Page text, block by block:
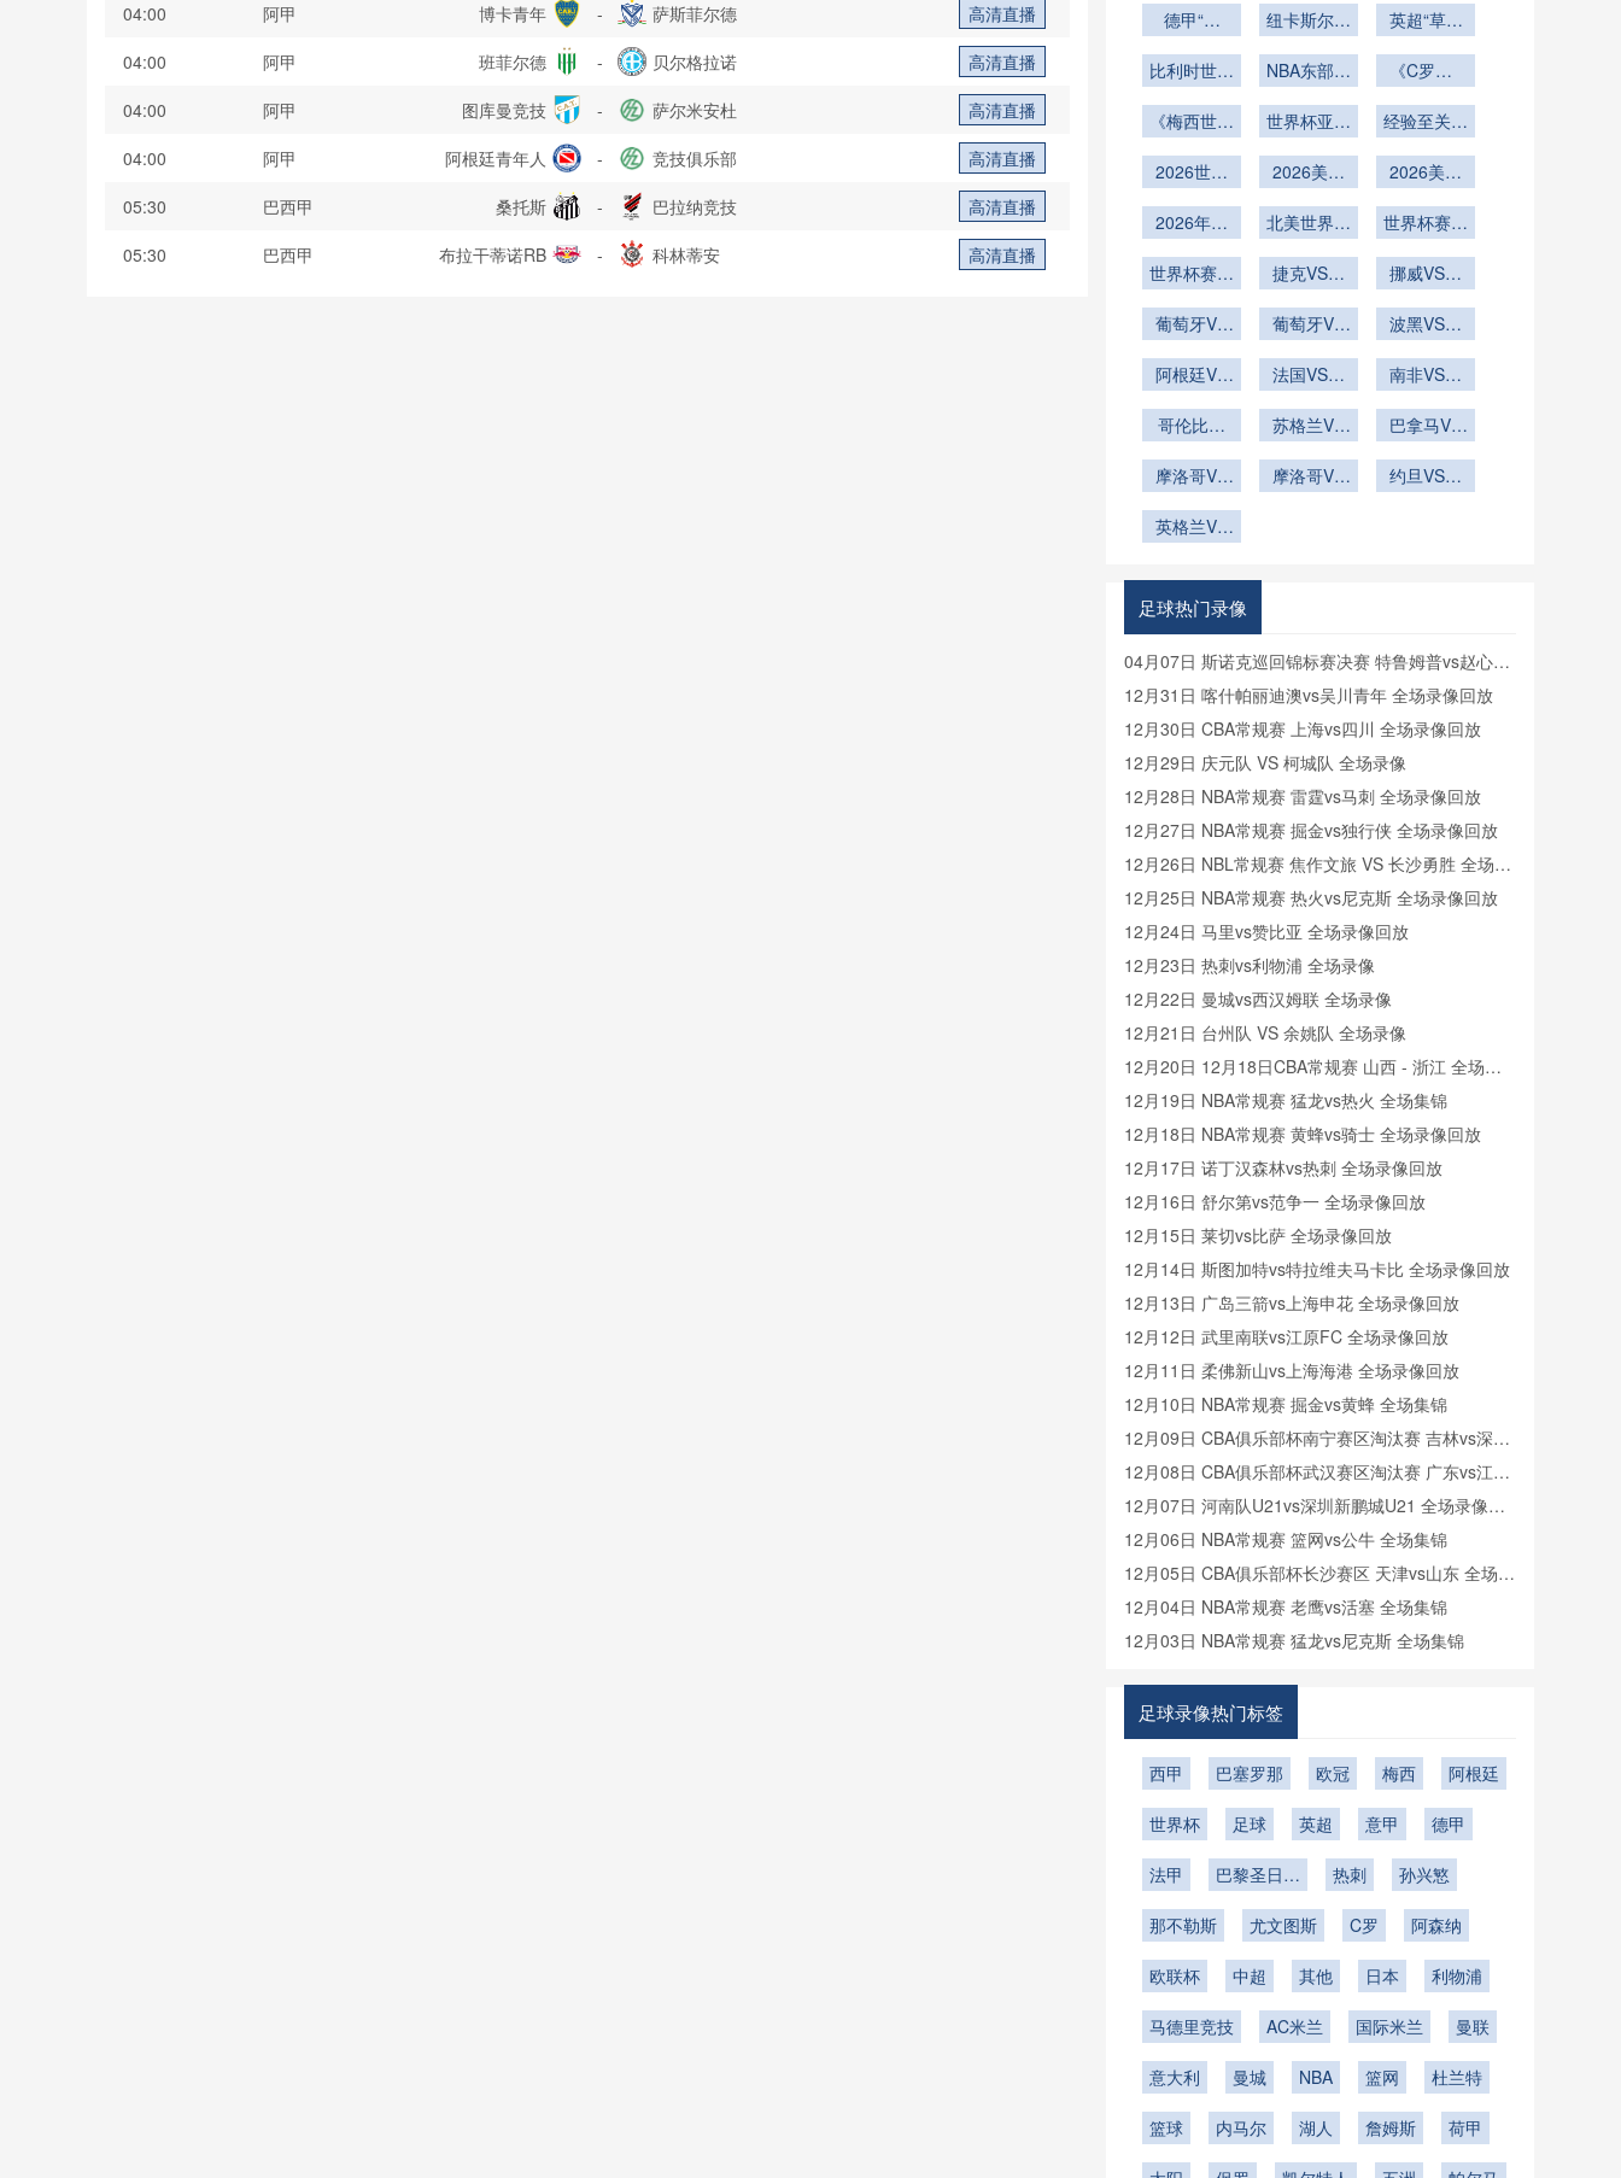
04:00
阿甲 博卡青年 - 萨斯菲尔德
高清直播
04:00
阿甲 班菲尔德 - 贝尔格拉诺
高清直播
04:00
阿甲 图库曼竞技 - 萨尔米安杜
高清直播
04:00
阿甲 阿根廷青年人 - 竞技俱乐部
高清直播
05:30
巴西甲 桑托斯 - 巴拉纳竞技
高清直播
05:30
巴西甲 布拉干蒂诺RB - 科林蒂安 高清直播
大风浪
德甲“黑
狂飙
纽卡斯尔联
英超“草根
逐光之旅
比利时世界
预测
NBA东部季
《C罗第6
杯！41
否刷新多项
录？》
《梅西世界
舞！39
否以冠军完
世界杯亚洲
定
经验至关重
2026世界
破门会否展
2026美加
馆VAR设备
2026美加
馆球网更换
款
2026年世
淘汰赛对阵
组第三分布
北美世界杯
术与球场广
迟测试
世界杯赛后
抓羊
世界杯赛后
抓兔
捷克VS墨
VS墨西哥
挪威VS塞
VS塞内加
葡萄牙VS
坦直播葡萄
别克斯坦在
葡萄牙VS
坦葡萄牙
克斯坦直播
波黑VS卡
黑VS卡塔
阿根廷VS
廷VS奥地
法国VS伊
国VS伊拉
南非VS韩
VS韩国在
哥伦比亚
播哥伦比亚
线直播
苏格兰VS
格兰VS巴
巴拿马VS
播巴拿马
摩洛哥VS
洛哥VS海
摩洛哥VS
约旦VS阿
英格兰VS
格兰VS加
纳在线直播
足球热门录像
04月07日 斯诺克巡回锦标赛决赛 特鲁姆普vs赵心童
全场录像回放
12月31日 喀什帕丽迪澳vs吴川青年 全场录像回放
12月30日 CBA常规赛 上海vs四川 全场录像回放
12月29日 庆元队 VS 柯城队 全场录像
12月28日 NBA常规赛 雷霆vs马刺 全场录像回放
12月27日 NBA常规赛 掘金vs独行侠 全场录像回放
12月26日 NBL常规赛 焦作文旅 VS 长沙勇胜 全场录
像
12月25日 NBA常规赛 热火vs尼克斯 全场录像回放
12月24日 马里vs赞比亚 全场录像回放
12月23日 热刺vs利物浦 全场录像
12月22日 曼城vs西汉姆联 全场录像
12月21日 台州队 VS 余姚队 全场录像
12月20日 12月18日CBA常规赛 山西 - 浙江 全场录
像
12月19日 NBA常规赛 猛龙vs热火 全场集锦
12月18日 NBA常规赛 黄蜂vs骑士 全场录像回放
12月17日 诺丁汉森林vs热刺 全场录像回放
12月16日 舒尔第vs范争一 全场录像回放
12月15日 莱切vs比萨 全场录像回放
12月14日 斯图加特vs特拉维夫马卡比 全场录像回放
12月13日 广岛三箭vs上海申花 全场录像回放
12月12日 武里南联vs江原FC 全场录像回放
12月11日 柔佛新山vs上海海港 全场录像回放
12月10日 NBA常规赛 掘金vs黄蜂 全场集锦
12月09日 CBA俱乐部杯南宁赛区淘汰赛 吉林vs深圳
全场录像回放
12月08日 CBA俱乐部杯武汉赛区淘汰赛 广东vs江苏
全场录像回放
12月07日 河南队U21vs深圳新鹏城U21 全场录像回
放
12月06日 NBA常规赛 篮网vs公牛 全场集锦
12月05日 CBA俱乐部杯长沙赛区 天津vs山东 全场录
像回放
12月04日 NBA常规赛 老鹰vs活塞 全场集锦
12月03日 NBA常规赛 猛龙vs尼克斯 全场集锦
足球录像热门标签
西甲 巴塞罗那 欧冠 梅西 阿根廷
世界杯 足球 英超 意甲 德甲
法甲
巴黎圣日耳
热刺 孙兴慜
那不勒斯 尤文图斯 C罗 阿森纳
欧联杯 中超 其他 日本 利物浦
马德里竞技 AC米兰 国际米兰 曼联
意大利 曼城 NBA 篮网 杜兰特
篮球 内马尔 湖人 詹姆斯 荷甲